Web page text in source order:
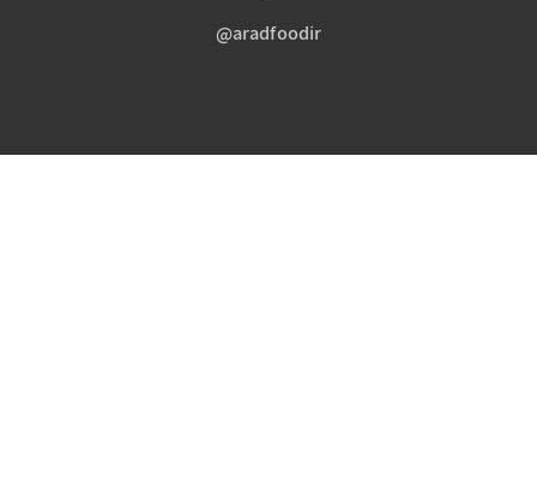
aradfoodir@